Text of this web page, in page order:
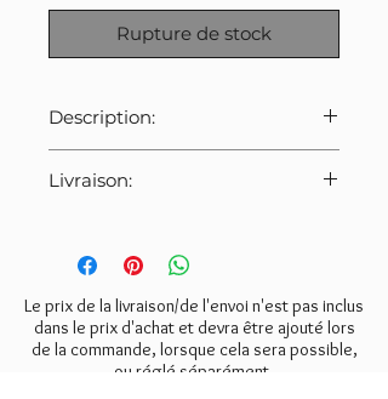
Rupture de stock
Description:
et métal argenté datant des
quelques traces d'usure sur le
Ampoule à baïonnette.
Dimensions: hauteur 30cm,
Livraison:
- Colissimo avec suivi: 10€
- Mondial Relay: 8€
- retrait gratuit à l'atelier à Butry
sur Oise (95)
Le prix de la livraison/de l'envoi n'est pas inclus
dans le prix d'achat et devra être ajouté lors
de la commande, lorsque cela sera possible,
ou réglé séparément.